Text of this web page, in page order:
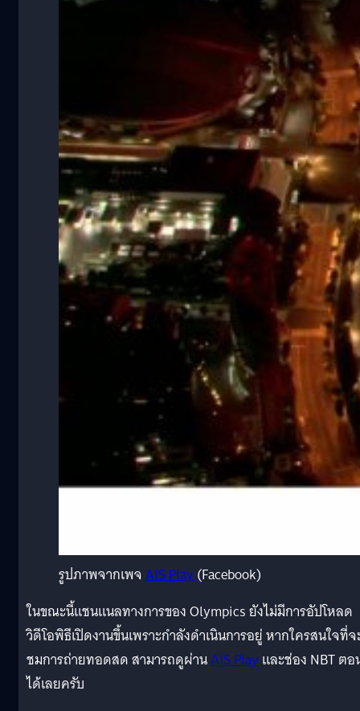
รูปภาพจากเพจAIS Play(Facebook)
ในขณะนี้แชนแนลทางการของ Olympics ยังไม่มีการอัปโหลด
วิดีโอพิธีเปิดงานขึ้นเพราะกำลังดำเนินการอยู่ หากใครสนใจที่
ชมการถ่ายทอดสด สามารถดูผ่านAIS Playและช่อง NBT ต
ได้เลยครับ